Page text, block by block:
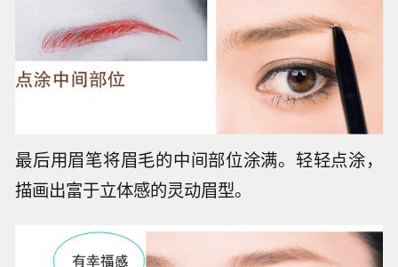
最后用眉笔将眉毛的中间部位涂满。轻轻点涂，
描画出富于立体感的灵动眉型。